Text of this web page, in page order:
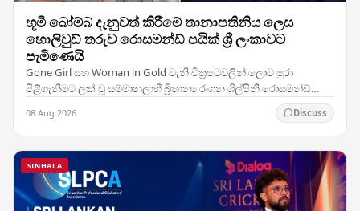
භූමි බෝම්බ දැනුවත් කිරීමේ තානාපතිනිය ලෙස
හොලිවුඩ් තරුව රොසමන්ඩ් පයික් ශ්‍රී ලංකාවට
පැමිණෙයි
Gone Girl සහ Woman in Gold වැනි චිත්‍රපටවලින් ලොව පුරා
පිළිගැනීමට ලක් වූ සම්මානලාභී බ්‍රිතාන්‍ය රංගන ශිල්පිනී රොසමන්ඩ්
08 Aug 2026 Discuss
SINHALA